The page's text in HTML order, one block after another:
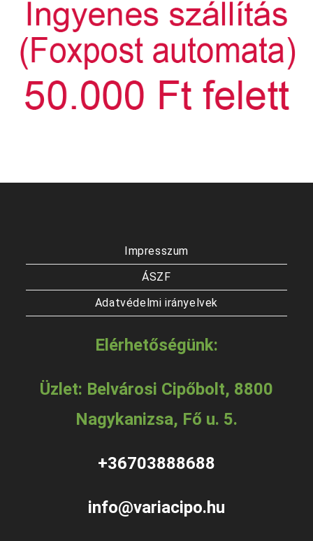
Impresszum
ÁSZF
Adatvédelmi irányelvek
Elérhetőségünk:
Üzlet: Belvárosi Cipőbolt, 8800
Nagykanizsa, Fő u. 5.
+36703888688
info@variacipo.hu